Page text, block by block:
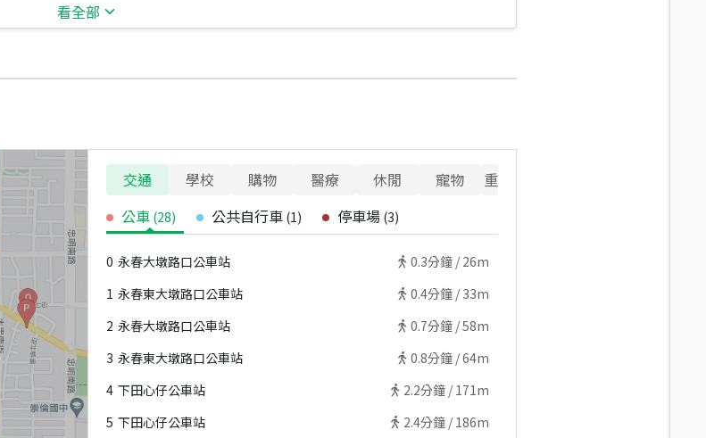
看全部
交通 學校 購物 醫療 休閒 寵物
重要設施
公車 (28) 公共自行車 (1) 停車場 (3)
0 永春大墩路口公車站 0.3分鐘 / 26m
1 永春東大墩路口公車站 0.4分鐘 / 33m
2 永春大墩路口公車站 0.7分鐘 /58m
3 永春東大墩路口公車站 0.8分鐘 /64m
4 下田心仔公車站 2.2分鐘 / 171m
5 下田心仔公車站 2.4分鐘 / 186m